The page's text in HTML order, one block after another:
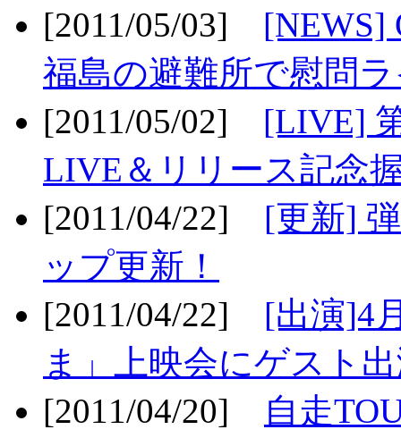
[2011/05/03] [NEWS]
福島の避難所で慰問
[2011/05/02] [LIVE]
LIVE＆リリース記念
[2011/04/22] [更新]
ップ更新！
[2011/04/22] [出演]4
ま」上映会にゲスト
[2011/04/20]
自走